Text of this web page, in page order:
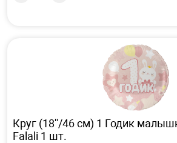
Круг (18''/46 см) 1 Годик
Falali 1 шт.